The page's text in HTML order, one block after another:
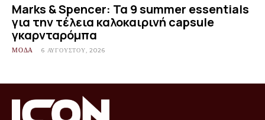
Marks & Spencer: Τα 9 summer essentials
για την τέλεια καλοκαιρινή capsule
γκαρνταρόμπα
ΜΟΔΑ 6 ΑΥΓΟΎΣΤΟΥ, 2026